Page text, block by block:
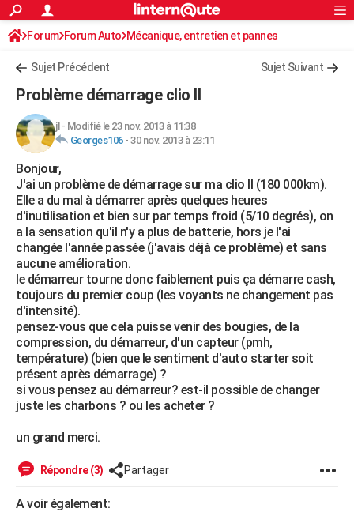
ACTUALITÉS
Politique
Société
Faits Divers
Education
Monde
Villes
+
FINANCE
Retraite
Impôts
Epargne
Immobilier
Risques naturels par ville
Banque
Assurance
Crédit
AUTO
Essais
Réserver un essai
Citadines
Berlines
SUV
Forum auto
+HIGH-TECH
Mobiles
Meilleur smartphone
Internet
Ordinateurs
Jeux vidéo
Guide high-tech
+BRICOLAGE
Forum
Aménagement intérieur
Extérieur
Cuisine
Salle de bains
Jardinage
Rangement
WEEK-END
Guides de France
Escapades
Patrimoine
Expositions
Musées
Week-end nature
+LIFESTYLE
Art de vivre
Bien-être
Loisirs
ModeModes de vie
SANTE
Alimentation
Guide de la santé
Maladies
Médicaments
Sommeil
VOYAGE
Destinations
City break
Voyage nature
Voyage de noces
Forum
Climat
+PHOTO
GUIDES D'ACHAT
BONS PLANS
CARTE DE VOEUX
Carte de Noël
Carte Bonne année
Carte Saint-Valentin
Carte Pâques
Carte d'anniversaire
DICTIONNAIRE
Rechercher
S'inscrire
Connexion
Forum Forum Auto Mécanique, entretien et pannes
Sujet Précédent Sujet Suivant
Problème démarrage clio II
jl - Modifié le 23 nov. 2013 à 11:38
Georges106- 30 nov. 2013 à 23:11
Bonjour,
J'ai un problème de démarrage sur ma clio II (180 000km).
Elle a du mal à démarrer après quelques heures
d'inutilisation et bien sur par temps froid (5/10 degrés), on
a la sensation qu'il n'y a plus de batterie, hors je l'ai
changée l'année passée (j'avais déjà ce problème) et sans
aucune amélioration.
le démarreur tourne donc faiblement puis ça démarre cash,
toujours du premier coup (les voyants ne changement pas
d'intensité).
pensez-vous que cela puisse venir des bougies, de la
compression, du démarreur, d'un capteur (pmh,
température) (bien que le sentiment d'auto starter soit
présent après démarrage) ?
si vous pensez au démarreur? est-il possible de changer
juste les charbons ? ou les acheter ?
un grand merci.
Répondre (3) Partager
A voir également: